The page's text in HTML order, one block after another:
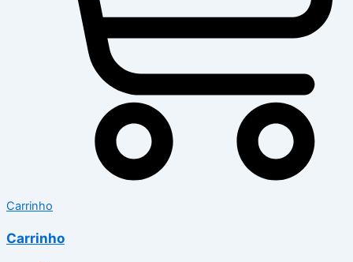
Carrinho
Carrinho